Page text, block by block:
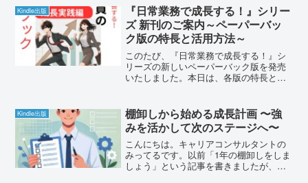
をお伝えしたいと思います。1. なぜ2週間
単位の計画が効果...
Kindle出版
『日常業務で成長する！』シリー
ズ 新刊のご案内～ペーパーバッ
ク版の特長と活用方法～
このたび、『日常業務で成長する！』シ
リーズの新しいペーパーバック版を発売
いたしました。本日は、各版の特長と活
バック版は、お客様のニーズに合わせて4
種類をご用意しました。...
Kindle出版
棚卸しから始める成長計画 〜強
みを活かして次のステージへ〜
こんにちは。キャリアコンサルタントの
みってるです。以前「1年の棚卸しをしま
しょう」という記事を書きましたが、今